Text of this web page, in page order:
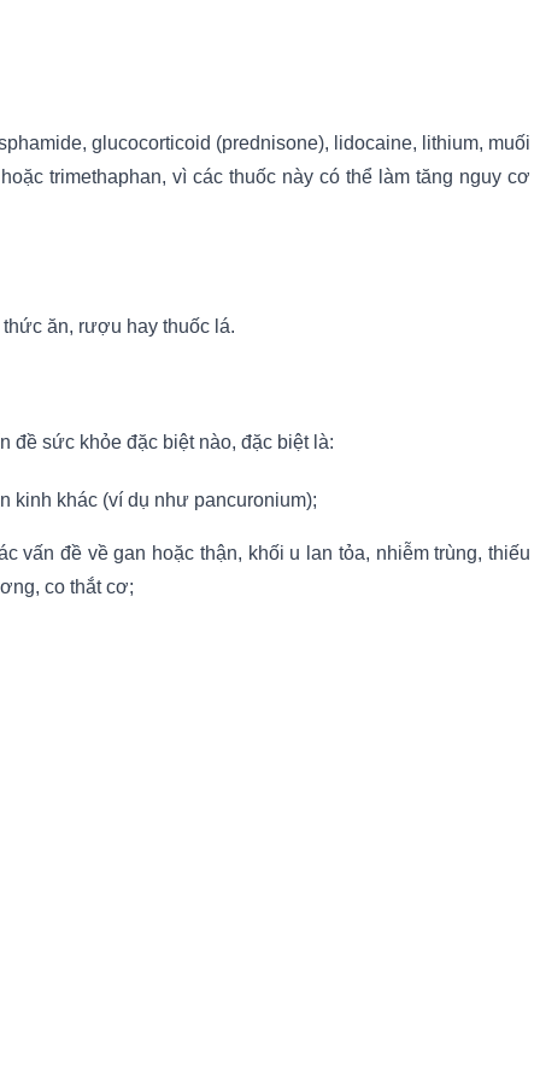
glucocorticoid (prednisone), lidocaine, lithium, muối
trimethaphan, vì các thuốc này có thể làm tăng nguy cơ
ăn, rượu hay thuốc lá.
đề sức khỏe đặc biệt nào, đặc biệt là:
kinh khác (ví dụ như pancuronium);
vấn đề về gan hoặc thận, khối u lan tỏa, nhiễm trùng, thiếu
co thắt cơ;